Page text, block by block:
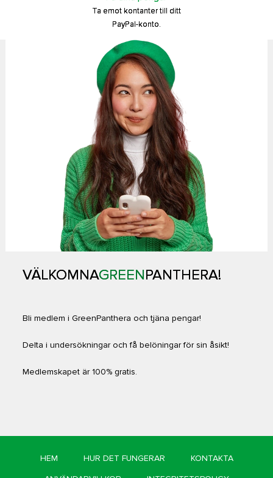
Ta emot kontanter till ditt
PayPal-konto.
VÄLKOMNAGREENPANTHERA!
Bli medlem i GreenPanthera och tjäna pengar!
Delta i undersökningar och få belöningar för sin åsikt!
Medlemskapet är 100% gratis.
HEM HUR DET FUNGERAR
KONTAKTA